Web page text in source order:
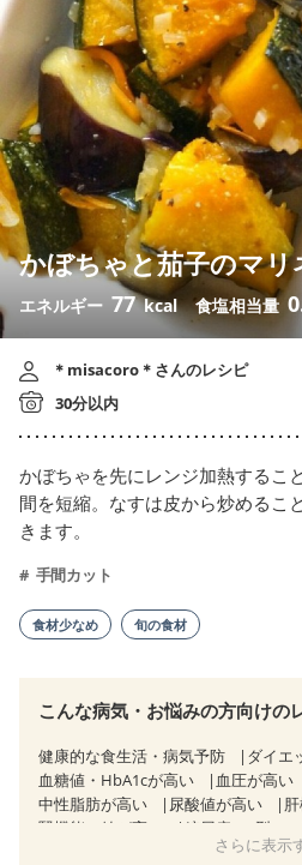
かぼちゃと茄子のマリ
エネルギー 77 kcal 食塩相当量
＊misacoro＊さんのレシピ
30分以内
かぼちゃを先にレンジ加熱するこ
間を短縮。なすは皮から炒めるこ
きます。
手間カット
食材少なめ 旬の食材
こんな病気・お悩みの方向けの
健康的な食生活・病気予防
ダイエ
血糖値・HbA1cが高い
血圧が高い
中性脂肪が高い
尿酸値が高い
腎機能の値が高い
糖尿病（2型）
狭心症 心筋
さらに表示